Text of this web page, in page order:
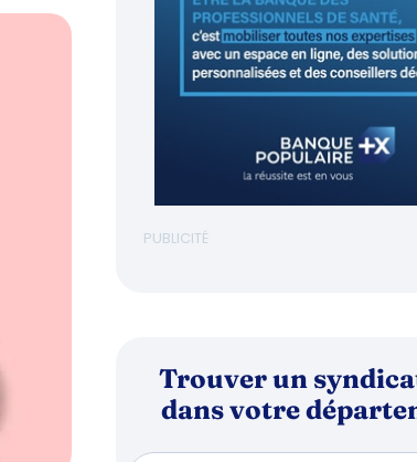
PUBLICITÉ
Trouver un
dans votre